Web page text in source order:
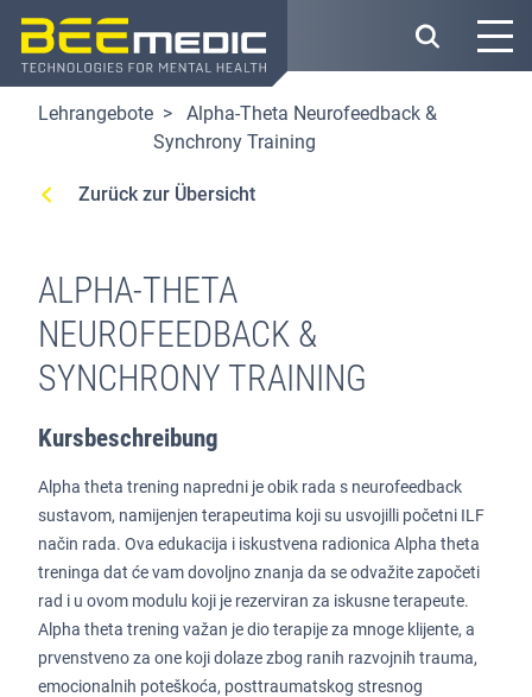
Direkt
zum
Inhalt
Lehrangebote
Alpha-Theta Neurofeedback &
Synchrony Training
Zurück zur Übersicht
ALPHA-THETA
NEUROFEEDBACK &
SYNCHRONY TRAINING
Kursbeschreibung
Alpha theta trening napredni je obik rada s neurofeedback
sustavom, namijenjen terapeutima koji su usvojilli početni ILF
način rada. Ova edukacija i iskustvena radionica Alpha theta
treninga dat će vam dovoljno znanja da se odvažite započeti
rad i u ovom modulu koji je rezerviran za iskusne terapeute.
Alpha theta trening važan je dio terapije za mnoge klijente, a
prvenstveno za one koji dolaze zbog ranih razvojnih trauma,
emocionalnih poteškoća, posttraumatskog stresnog